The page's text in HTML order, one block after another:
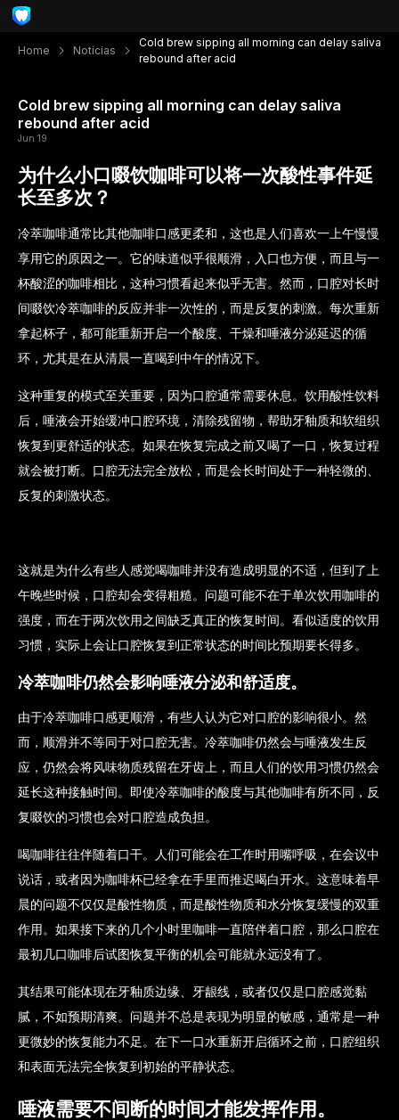
Home Notícias
Cold brew sipping all morning can delay saliva
rebound after acid
Cold brew sipping all morning can delay saliva
rebound after acid
Jun 19
为什么小口啜饮咖啡可以将一次酸性事件延
长至多次？
冷萃咖啡通常比其他咖啡口感更柔和，这也是人们喜欢一上午慢慢
享用它的原因之一。它的味道似乎很顺滑，入口也方便，而且与一
杯酸涩的咖啡相比，这种习惯看起来似乎无害。然而，口腔对长时
间啜饮冷萃咖啡的反应并非一次性的，而是反复的刺激。每次重新
拿起杯子，都可能重新开启一个酸度、干燥和唾液分泌延迟的循
环，尤其是在从清晨一直喝到中午的情况下。
这种重复的模式至关重要，因为口腔通常需要休息。饮用酸性饮料
后，唾液会开始缓冲口腔环境，清除残留物，帮助牙釉质和软组织
恢复到更舒适的状态。如果在恢复完成之前又喝了一口，恢复过程
就会被打断。口腔无法完全放松，而是会长时间处于一种轻微的、
反复的刺激状态。
这就是为什么有些人感觉喝咖啡并没有造成明显的不适，但到了上
午晚些时候，口腔却会变得粗糙。问题可能不在于单次饮用咖啡的
强度，而在于两次饮用之间缺乏真正的恢复时间。看似适度的饮用
习惯，实际上会让口腔恢复到正常状态的时间比预期要长得多。
冷萃咖啡仍然会影响唾液分泌和舒适度。
由于冷萃咖啡口感更顺滑，有些人认为它对口腔的影响很小。然
而，顺滑并不等同于对口腔无害。冷萃咖啡仍然会与唾液发生反
应，仍然会将风味物质残留在牙齿上，而且人们的饮用习惯仍然会
延长这种接触时间。即使冷萃咖啡的酸度与其他咖啡有所不同，反
复啜饮的习惯也会对口腔造成负担。
喝咖啡往往伴随着口干。人们可能会在工作时用嘴呼吸，在会议中
说话，或者因为咖啡杯已经拿在手里而推迟喝白开水。这意味着早
晨的问题不仅仅是酸性物质，而是酸性物质和水分恢复缓慢的双重
作用。如果接下来的几个小时里咖啡一直陪伴着口腔，那么口腔在
最初几口咖啡后试图恢复平衡的机会可能就永远没有了。
其结果可能体现在牙釉质边缘、牙龈线，或者仅仅是口腔感觉黏
腻，不如预期清爽。问题并不总是表现为明显的敏感，通常是一种
更微妙的恢复能力不足。在下一口水重新开启循环之前，口腔组织
和表面无法完全恢复到初始的平静状态。
唾液需要不间断的时间才能发挥作用。